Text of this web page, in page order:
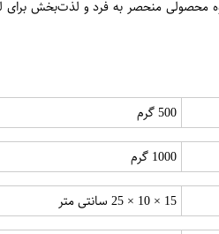
محصولی منحصر به فرد و لذت‌بخش
500 گرم
1000 گرم
15 × 10 × 25 سانتی متر